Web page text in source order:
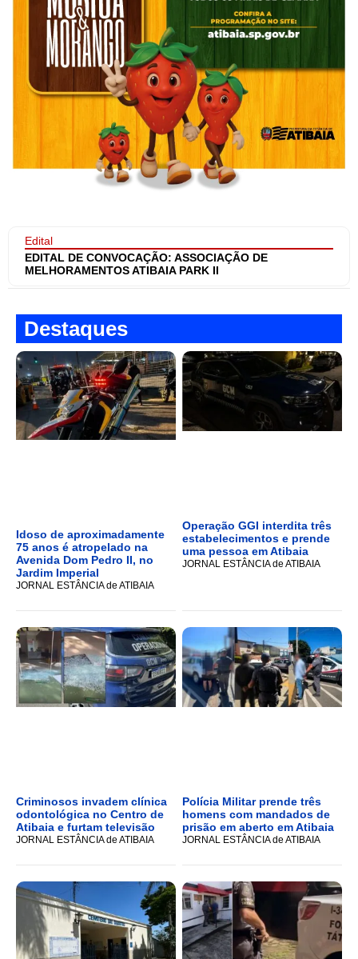
Edital
EDITAL DE CONVOCAÇÃO: ASSOCIAÇÃO DE
MELHORAMENTOS ATIBAIA PARK II
Destaques
Idoso de aproximadamente
75 anos é atropelado na
Avenida Dom Pedro II, no
Jardim Imperial
JORNAL ESTÂNCIA de ATIBAIA
Operação GGI interdita três
estabelecimentos e prende
uma pessoa em Atibaia
JORNAL ESTÂNCIA de ATIBAIA
Criminosos invadem clínica
odontológica no Centro de
Atibaia e furtam televisão
JORNAL ESTÂNCIA de ATIBAIA
Polícia Militar prende três
homens com mandados de
prisão em aberto em Atibaia
JORNAL ESTÂNCIA de ATIBAIA